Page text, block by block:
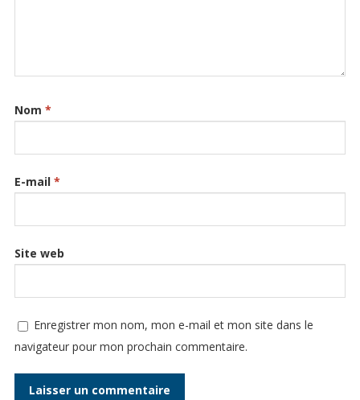
Nom *
E-mail *
Site web
Enregistrer mon nom, mon e-mail et mon site dans le
navigateur pour mon prochain commentaire.